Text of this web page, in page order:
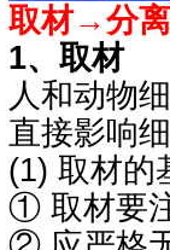
取材→分
1、取材
人和动物
直接影响
(1) 取材的
① 取材要